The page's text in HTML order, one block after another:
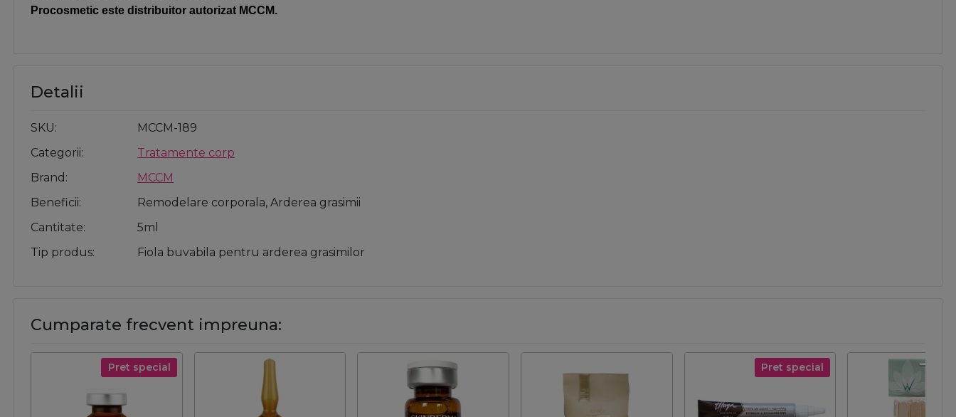
Procosmetic este distribuitor autorizat MCCM.
Detalii
SKU
MCCM-189
Categorii
Tratamente corp
Brand
MCCM
Beneficii
Remodelare corporala, Arderea grasimii
Cantitate
5ml
Tip produs
Fiola buvabila pentru arderea grasimilor
Cumparate frecvent impreuna:
Pret special Pret special